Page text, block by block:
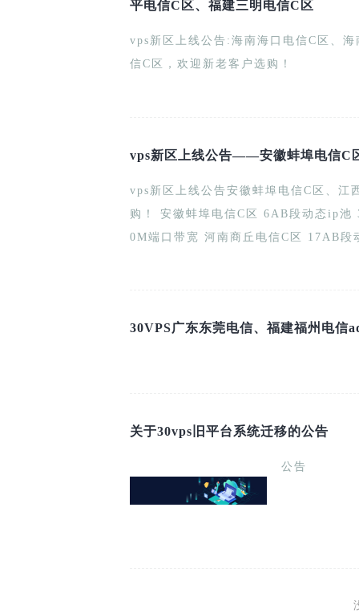
平电信C区、福建三明电信C区
vps新区上线公告:海南海口电信C区、
信C区，欢迎新老客户选购！
vps新区上线公告——安徽蚌埠电信C
vps新区上线公告安徽蚌埠电信C区、江
购！ 安徽蚌埠电信C区 6AB段动态ip池 30M端口带宽 江西萍乡电信C区 14AB段动态ip池 2
0M端口带宽 河南商丘电信C区 17AB
30VPS广东东莞电信、福建福州电信
关于30vps旧平台系统迁移的公告
公告